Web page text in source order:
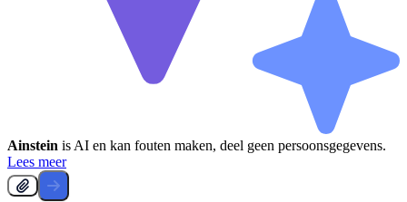
Ainstein is AI en kan fouten maken, deel geen persoonsgegevens.
Lees meer